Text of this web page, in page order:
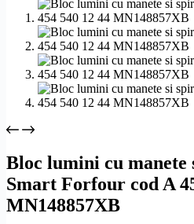
Bloc lumini cu manete
Smart Forfour cod A
MN148857XB